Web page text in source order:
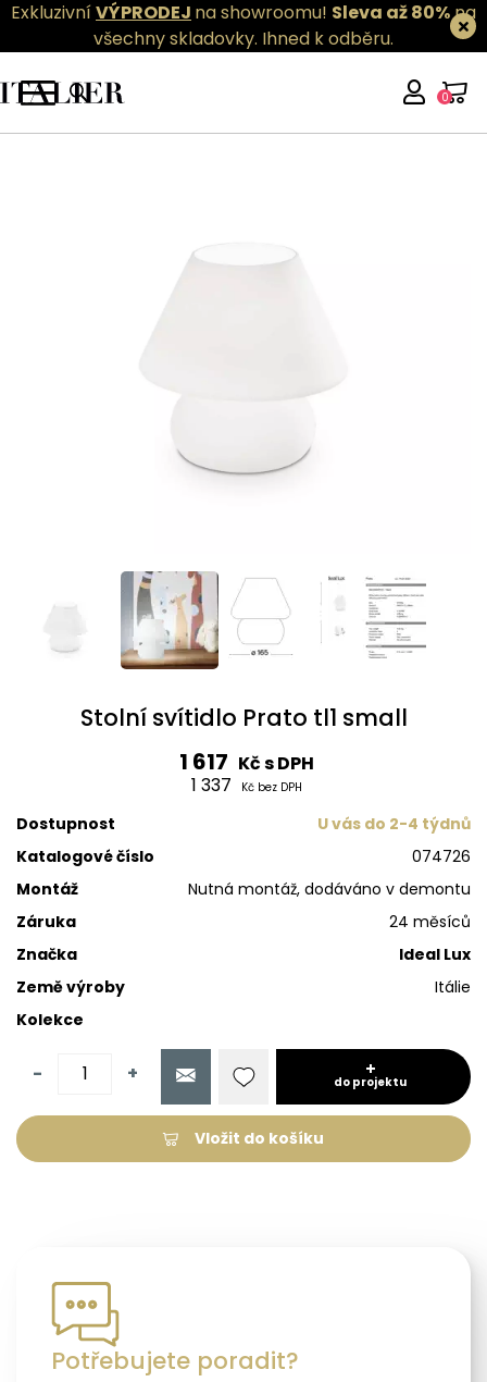
ExkluzivníVÝPRODEJ na showroomu! Sleva až 80%na
všechny skladovky. Ihned k odběru.
0
Stolní svítidlo Prato tl1 small
1 617 Kč s DPH
1 337
Kč bez DPH
Dostupnost
U vás do 2-4 týdnů
Katalogové číslo
074726
Montáž
Nutná montáž, dodáváno v demontu
Záruka
24 měsíců
Značka
Ideal Lux
Země výroby
Itálie
Kolekce
- +
Vložit do košíku
do projektu
Potřebujete poradit?